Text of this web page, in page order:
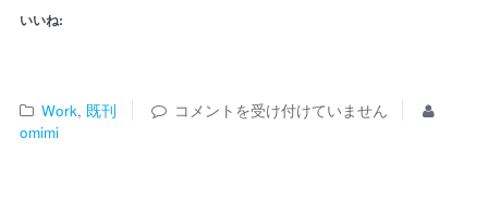
いいね:
Work, 既刊
コメントを受け付けていません
omimi